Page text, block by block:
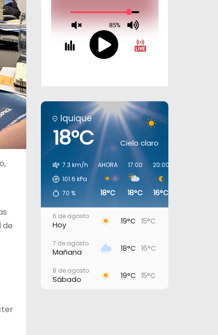
de
Iquique
18°C Cielo claro
7.3 km/h
101.6 kPa
70 %
AHORA
18°C
17:00
18°C
20:00
16°C
6 de agosto
Hoy 19°C 15°C
7 de agosto
Mañana 18°C 16°C
8 de agosto
Sábado 19°C 15°C